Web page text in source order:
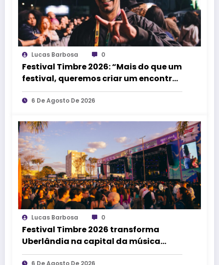
Lucas Barbosa 0
Festival Timbre 2026: “Mais do que um
festival, queremos criar um encontro
que transforme pessoas e a cidade”,
afirma Lucas Cordeiro
6 De Agosto De 2026
Lucas Barbosa 0
Festival Timbre 2026 transforma
Uberlândia na capital da música
durante dois dias de cultura,
6 De Agosto De 2026